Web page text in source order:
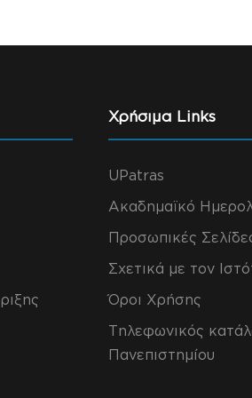
Χρήσιμα Links
UPatras
Ακαδημαϊκό
Προσωπικές
Σχετικά με τον
Όροι Χρήσης
Τηλεφωνικός
Πανεπιστημίου